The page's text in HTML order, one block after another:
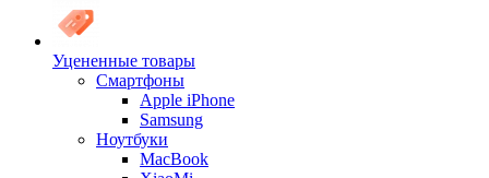
Уцененные товары
Cмартфоны
Apple iPhone
Samsung
Ноутбуки
MacBook